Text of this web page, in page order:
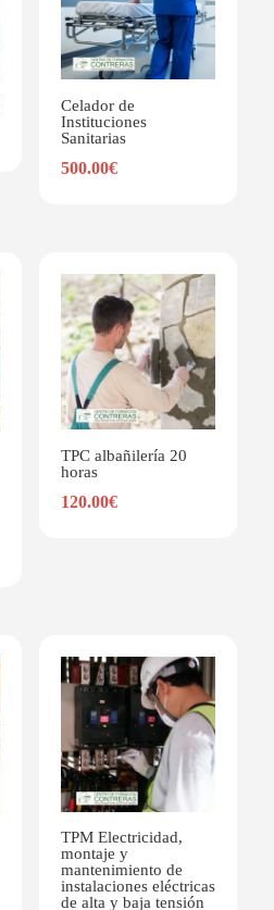
Celador de
Instituciones
Sanitarias
500.00€
TPC albañilería 20
horas
120.00€
TPM Electricidad,
montaje y
mantenimiento de
instalaciones eléctricas
de alta y baja tensión